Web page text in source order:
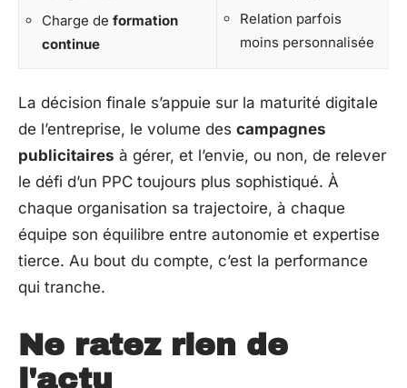
Charge de formation
continue
Relation parfois
moins personnalisée
La décision finale s’appuie sur la maturité digitale
de l’entreprise, le volume des campagnes
publicitaires à gérer, et l’envie, ou non, de relever
le défi d’un PPC toujours plus sophistiqué. À
chaque organisation sa trajectoire, à chaque
équipe son équilibre entre autonomie et expertise
tierce. Au bout du compte, c’est la performance
qui tranche.
Ne ratez rien de
l'actu